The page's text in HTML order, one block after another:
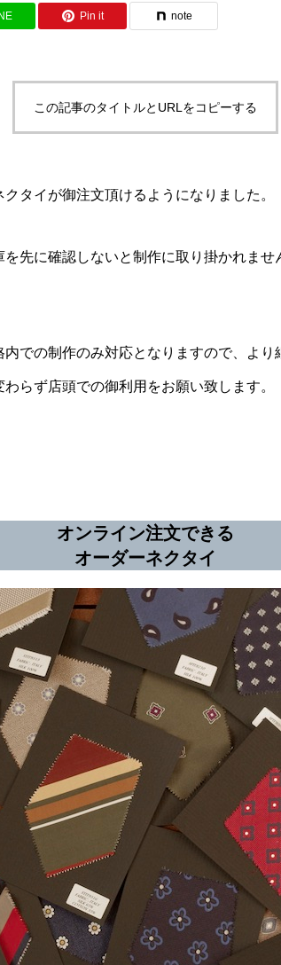
Pin it note
この記事のタイトルとURLをコピーする
タイが御注文頂けるようになりました。
先に確認しないと制作に取り掛かれま
での制作のみ対応となりますので、よ
らず店頭での御利用をお願い致します。
オンライン注文できる
オーダーネクタイ